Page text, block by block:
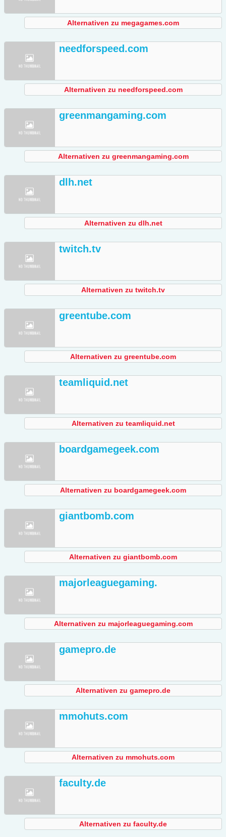
Alternativen zu megagames.com
needforspeed.com
Alternativen zu needforspeed.com
greenmangaming.com
Alternativen zu greenmangaming.com
dlh.net
Alternativen zu dlh.net
twitch.tv
Alternativen zu twitch.tv
greentube.com
Alternativen zu greentube.com
teamliquid.net
Alternativen zu teamliquid.net
boardgamegeek.com
Alternativen zu boardgamegeek.com
giantbomb.com
Alternativen zu giantbomb.com
majorleaguegaming.
Alternativen zu majorleaguegaming.com
gamepro.de
Alternativen zu gamepro.de
mmohuts.com
Alternativen zu mmohuts.com
faculty.de
Alternativen zu faculty.de